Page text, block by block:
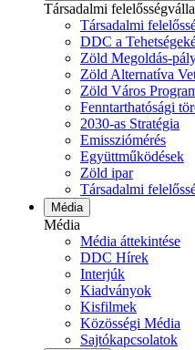
Társadalmi
Társadalmi
DDC a
Zöld Megoldás-
Zöld Alternatíva
Zöld Város
Fenntarthatósági
2030-as Stratégia
Emissziómérés
Együttműködések
Zöld ipar
Társadalmi
Média
Média
Média áttekintése
DDC Hírek
Interjúk
Kiadványok
Kisfilmek
Közösségi Média
Sajtókapcsolatok